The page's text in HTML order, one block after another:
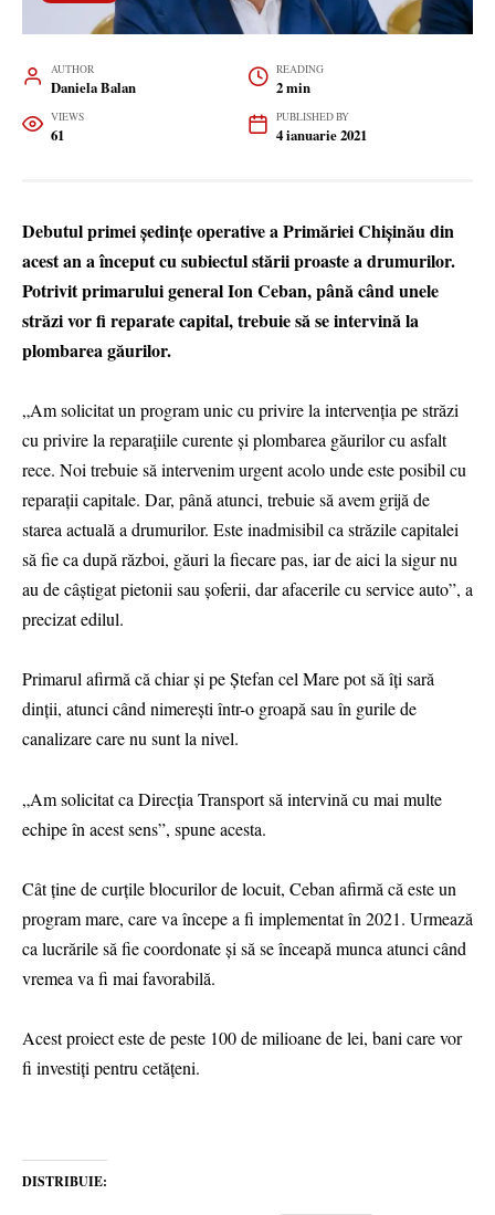
AUTHOR
Daniela Balan
READING
2 min
VIEWS
61
PUBLISHED BY
4 ianuarie 2021
Debutul primei ședințe operative a Primăriei Chișinău din
acest an a început cu subiectul stării proaste a drumurilor.
Potrivit primarului general Ion Ceban, până când unele
străzi vor fi reparate capital, trebuie să se intervină la
plombarea găurilor.
„Am solicitat un program unic cu privire la intervenția pe străzi
cu privire la reparațiile curente și plombarea găurilor cu asfalt
rece. Noi trebuie să intervenim urgent acolo unde este posibil cu
reparații capitale. Dar, până atunci, trebuie să avem grijă de
starea actuală a drumurilor. Este inadmisibil ca străzile capitalei
să fie ca după război, găuri la fiecare pas, iar de aici la sigur nu
au de câștigat pietonii sau șoferii, dar afacerile cu service auto”, a
precizat edilul.
Primarul afirmă că chiar și pe Ștefan cel Mare pot să îți sară
dinții, atunci când nimerești într-o groapă sau în gurile de
canalizare care nu sunt la nivel.
„Am solicitat ca Direcția Transport să intervină cu mai multe
echipe în acest sens”, spune acesta.
Cât ține de curțile blocurilor de locuit, Ceban afirmă că este un
program mare, care va începe a fi implementat în 2021. Urmează
ca lucrările să fie coordonate și să se înceapă munca atunci când
vremea va fi mai favorabilă.
Acest proiect este de peste 100 de milioane de lei, bani care vor
fi investiți pentru cetățeni.
DISTRIBUIE: